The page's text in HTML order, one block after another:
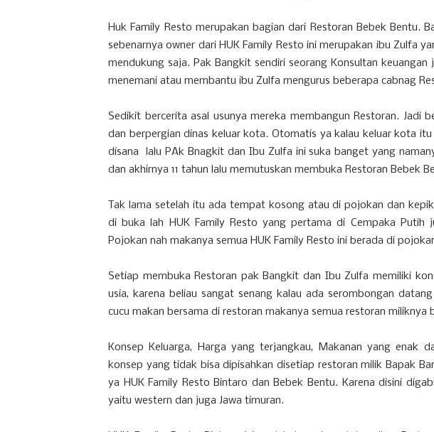
Huk Family Resto merupakan bagian dari Restoran Bebek Bentu.
sebenarnya owner dari HUK Family Resto ini merupakan ibu Zulfa
mendukung saja. Pak Bangkit sendiri seorang Konsultan
menemani atau membantu ibu Zulfa mengurus beberapa cabnag
Sedikit bercerita asal usunya mereka membangun Restoran. Jadi
dan berpergian dinas keluar kota. Otomatis ya kalau keluar kota
disana lalu PAk Bnagkit dan Ibu Zulfa ini suka banget yang
dan akhirnya 11 tahun lalu memutuskan membuka Restoran Bebek
Tak lama setelah itu ada tempat kosong atau di pojokan dan
di buka lah HUK Family Resto yang pertama di Cempaka
Pojokan nah makanya semua HUK Family Resto ini berada di
Setiap membuka Restoran pak Bangkit dan Ibu Zulfa memiliki
usia, karena beliau sangat senang kalau ada serombongan
cucu makan bersama di restoran makanya semua restoran miliknya
Konsep Keluarga, Harga yang terjangkau, Makanan yang enak
konsep yang tidak bisa dipisahkan disetiap restoran milik Bapak
ya HUK Family Resto Bintaro dan Bebek Bentu. Karena disini
yaitu western dan juga Jawa timuran.